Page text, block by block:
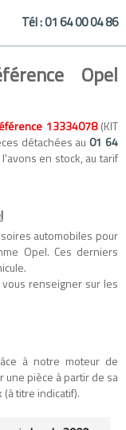
Tél :01 64 00 04 86
Opel
13334078(KIT
détachées au 01 64
en stock, au tarif
automobiles pour
Opel. Ces derniers
renseigner sur les
à notre moteur de
pièce à partir de sa
titre indicatif).